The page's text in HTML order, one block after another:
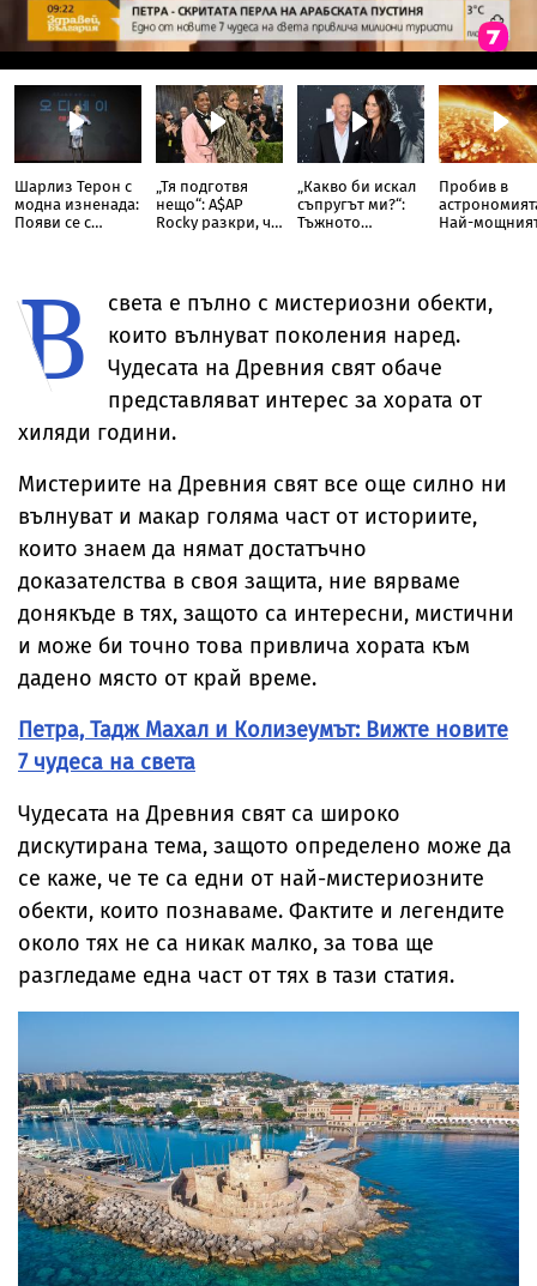
Шарлиз Терон с
модна изненада:
Появи се с
„Тя подготвя
нещо“: A$AP
Rocky разкри, че
„Какво би искал
съпругът ми?“:
Тъжното
Пробив в
Най-
досега
В
света е пълно с мистериозни обекти,
които вълнуват поколения наред.
Чудесата на Древния свят обаче
представляват интерес за хората от
хиляди години.
Мистериите на Древния свят все още силно ни
вълнуват и макар голяма част от историите,
които знаем да нямат достатъчно
доказателства в своя защита, ние вярваме
донякъде в тях, защото са интересни, мистични
и може би точно това привлича хората към
дадено място от край време.
Петра, Тадж Махал и Колизеумът: Вижте новите
7 чудеса на света
Чудесата на Древния свят са широко
дискутирана тема, защото определено може да
се каже, че те са едни от най-мистериозните
обекти, които познаваме. Фактите и легендите
около тях не са никак малко, за това ще
разгледаме една част от тях в тази статия.